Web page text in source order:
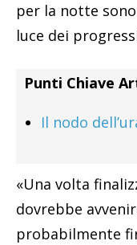
per la notte
luce dei
Punti Chiave
Il nodo
«Una volta
dovrebbe
probabilmente